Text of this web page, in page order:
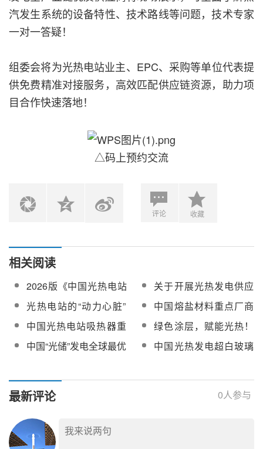
汽发生系统的设备特性、技术路线等问题，技术专家
一对一答疑！
组委会将为光热电站业主、EPC、采购等单位代表提
供免费精准对接服务，高效匹配供应链资源，助力项
目合作快速落地！
△码上预约交流
评论 收藏
相关阅读
2026版《中国光热电站
开发供应链指南》启动
编辑
关于开展光热发电供应
商业绩更新统计工作的
通知
光热电站的“动力心脏”
——熔盐泵【附重点厂
商名录及业绩】
中国熔盐材料重点厂商
名录【附项目业绩】
中国光热电站吸热器重
点厂商名录【附业绩】
绿色涂层，赋能光热！
新丽华将光热镜涂料亮
相CPC2026
中国“光储”发电全球最优
中国光热发电超白玻璃
最新评论 0人参与